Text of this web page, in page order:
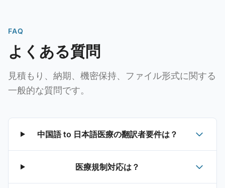
FAQ
よくある質問
見積もり、納期、機密保持、ファイル形式に関する
一般的な質問です。
中国語 to 日本語医療の翻訳者要件は？
医療規制対応は？